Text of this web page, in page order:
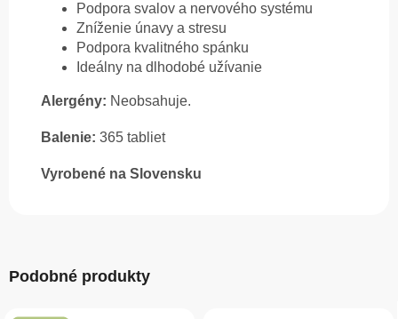
Podpora svalov a nervového systému
Zníženie únavy a stresu
Podpora kvalitného spánku
Ideálny na dlhodobé užívanie
Alergény: Neobsahuje.
Balenie: 365 tabliet
Vyrobené na Slovensku
Podobné produkty